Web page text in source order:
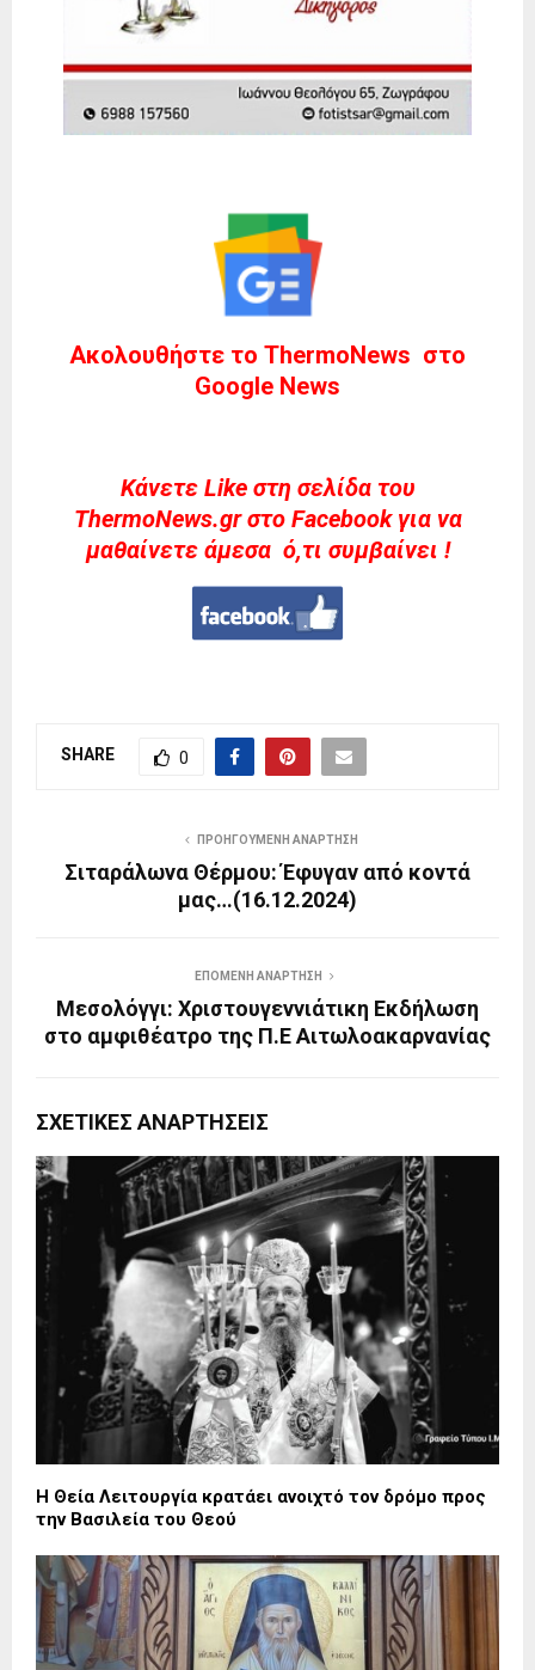
Ακολουθήστε το ThermoNews στο
Google News
Kάνετε Like στη σελίδα του
ThermoNews.gr στο Facebook για να
μαθαίνετε άμεσα ό,τι συμβαίνει !
SHARE 0
ΠΡΟΗΓΟΎΜΕΝΗ ΑΝΆΡΤΗΣΗ
Σιταράλωνα Θέρμου: Έφυγαν από κοντά
μας…(16.12.2024)
ΕΠΌΜΕΝΗ ΑΝΆΡΤΗΣΗ
Μεσολόγγι: Χριστουγεννιάτικη Εκδήλωση
στο αμφιθέατρο της Π.Ε Αιτωλοακαρνανίας
ΣΧΕΤΙΚΈΣ ΑΝΑΡΤΉΣΕΙΣ
Η Θεία Λειτουργία κρατάει ανοιχτό τον δρόμο προς
την Βασιλεία του Θεού